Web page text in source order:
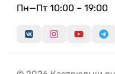
Пн—Пт 10:00 – 19:00